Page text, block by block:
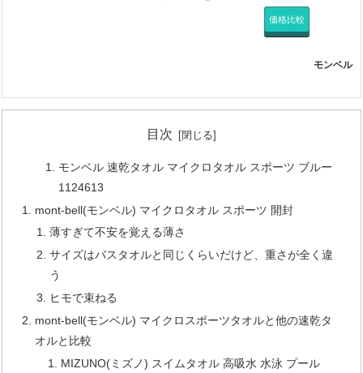
価格比較
モンベル
目次
モンベル 速乾タオル マイクロタオル スポーツ ブルー
1124613
mont-bell(モンベル) マイクロタオル スポーツ 開封
薄すぎて不安を覚える薄さ
サイズはバスタオルと同じくらいだけど、重さが全く違
う
ヒモで束ねる
mont-bell(モンベル) マイクロスポーツタオルと他の速乾タ
オルと比較
MIZUNO(ミズノ) スイムタオル 高吸水 水泳 プール